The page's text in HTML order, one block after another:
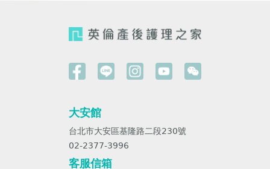
大安館
台北市大安區基隆路二段230號
02-2377-3996
客服信箱